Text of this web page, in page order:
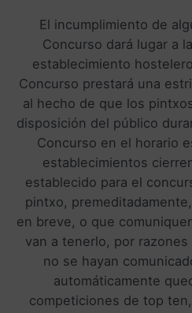
El incumplimiento de
Concurso dará lugar a
establecimiento
Concurso prestará una
al hecho de que los
disposición del público
Concurso en el horario
establecimientos
establecido para el
pintxo,
en breve, o que
van a tenerlo, por
no se hayan
automáticamente
competiciones de top